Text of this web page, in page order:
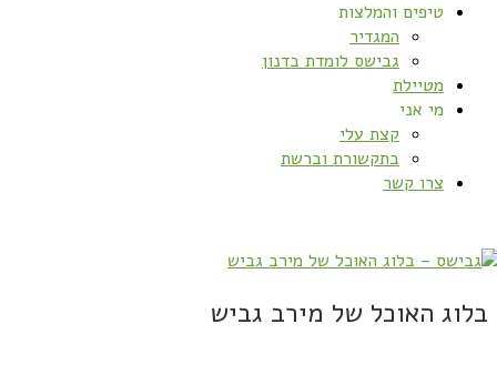
טיפים והמלצות
המגדיר
גבישס לומדת בדנון
מטיילת
מי אני
קצת עלי
בתקשורת וברשת
צרו קשר
בלוג האוכל של מירב גביש